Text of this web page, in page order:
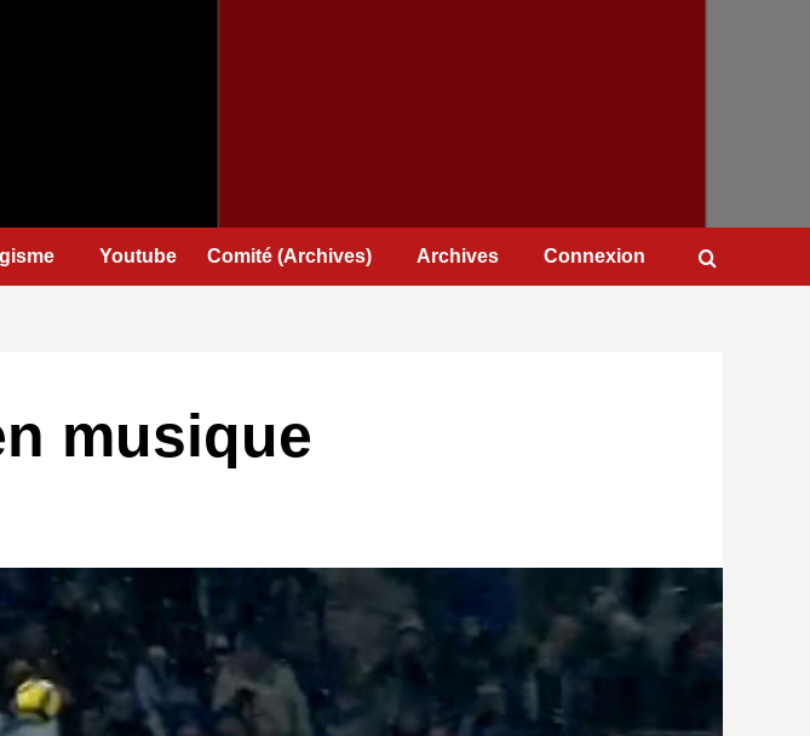
Youtube Comité (Archives) Archives Connexion
musique